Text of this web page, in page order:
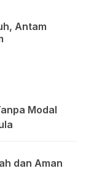
Antam
Modal
dan Aman